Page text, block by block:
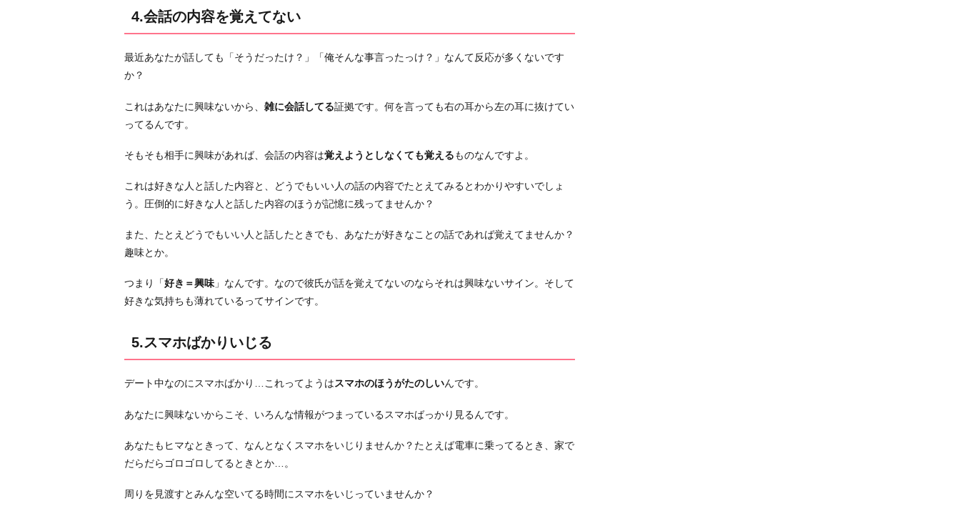
倒
そ
る
お
り
4.会話の内容を覚えてない
最近あなたが話しても「そうだったけ？」「俺そんな事言ったっけ？」なんて反応が多くないです
か？
これはあなたに興味ないから、 雑に会話してる証拠です。何を言っても右の耳から左の耳に抜けてい
ってるんです。
そもそも相手に興味があれば、会話の内容は覚えようとしなくても覚えるものなんですよ。
これは好きな人と話した内容と、どうでもいい人の話の内容でたとえてみるとわかりやすいでしょ
う。圧倒的に好きな人と話した内容のほうが記憶に残ってませんか？
また、たとえどうでもいい人と話したときでも、あなたが好きなことの話であれば覚えてませんか？
趣味とか。
つまり「好き＝興味」なんです。なので彼氏が話を覚えてないのならそれは興味ないサイン。そして
好きな気持ちも薄れているってサインです。
5.スマホばかりいじる
デート中なのにスマホばかり…これってようはスマホのほうがたのしいんです。
あなたに興味ないからこそ、いろんな情報がつまっているスマホばっかり見るんです。
あなたもヒマなときって、なんとなくスマホをいじりませんか？たとえば電車に乗ってるとき、家で
だらだらゴロゴロしてるときとか…。
周りを見渡すとみんな空いてる時間にスマホをいじっていませんか？